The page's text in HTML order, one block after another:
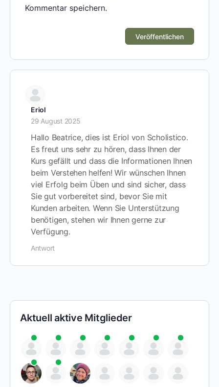
Kommentar speichern.
Eriol
29 August 2025
Hallo Beatrice, dies ist Eriol von Scholistico.
Es freut uns sehr zu hören, dass Ihnen der
Kurs gefällt und dass die Informationen Ihnen
beim Verstehen helfen! Wir wünschen Ihnen
viel Erfolg beim Üben und sind sicher, dass
Sie gut vorbereitet sind, bevor Sie mit
Kunden arbeiten. Wenn Sie Unterstützung
benötigen, stehen wir Ihnen gerne zur
Verfügung.
Antwort
Aktuell aktive Mitglieder